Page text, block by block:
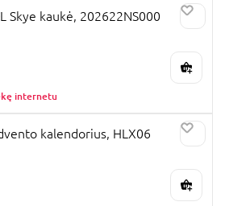
Skye kaukė, 202622NS000
internetu
kalendorius, HLX06